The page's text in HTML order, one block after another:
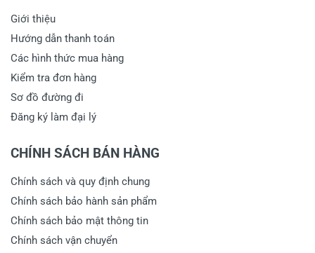
Giới thiệu
Hướng dẫn thanh toán
Các hình thức mua hàng
Kiểm tra đơn hàng
Sơ đồ đường đi
Đăng ký làm đại lý
CHÍNH SÁCH BÁN HÀNG
Chính sách và quy định chung
Chính sách bảo hành sản phẩm
Chính sách bảo mật thông tin
Chính sách vận chuyển